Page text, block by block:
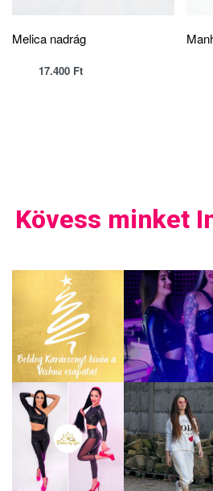
Melica nadrág
17.400 Ft
Kövess minket